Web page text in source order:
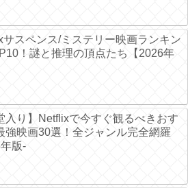
サスペンス/ミステリー映画ランキン
！謎と推理の頂点たち【2026年
入り】Netflixで今すぐ観るべきおす
強映画30選！全ジャンル完全網羅
版-